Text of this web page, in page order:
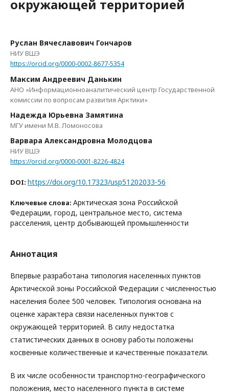
окружающей территорией
Руслан Вячеславович Гончаров
НИУ ВШЭ
https://orcid.org/0000-0002-8677-5354
Максим Андреевич Данькин
АНО «Информационноаналитический центр Государственной
комиссии по вопросам развития Арктики»
Надежда Юрьевна Замятина
МГУ имени М.В. Ломоносова
Варвара Александровна Молодцова
НИУ ВШЭ
https://orcid.org/0000-0001-8226-4824
DOI: https://doi.org/10.17323/usp51202033-56
Ключевые слова: Арктическая зона Российской
Федерации, город, центральное место, система
расселения, центр добывающей промышленности
Аннотация
Впервые разработана типология населенных пунктов
Арктической зоны Российской Федерации с численностью
населения более 500 человек. Типология основана на
оценке характера связи населенных пунктов с
окружающей территорией. В силу недостатка
статистических данных в основу работы положены
косвенные количественные и качественные показатели.
В их числе особенности транспортно-географического
положения, место населенного пункта в системе